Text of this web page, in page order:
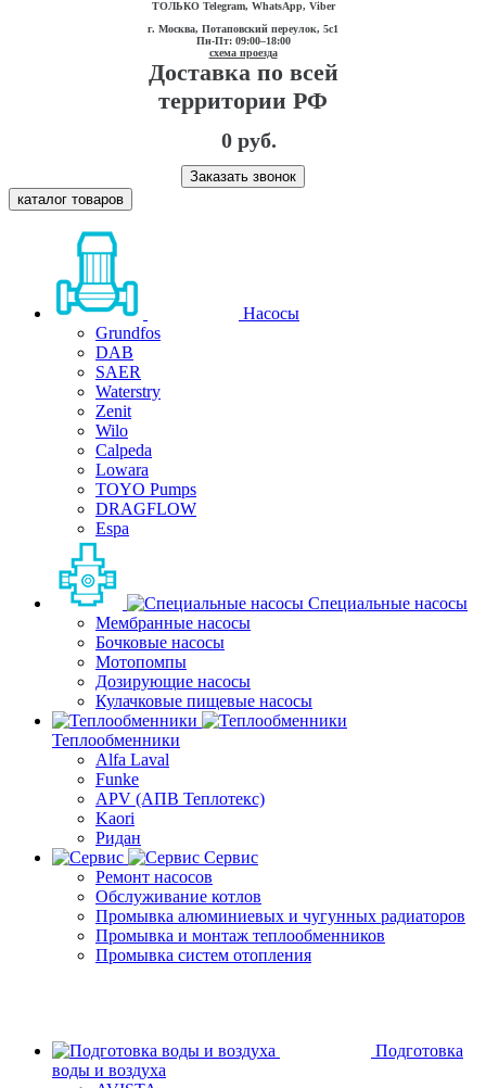
ТОЛЬКО Telegram, WhatsApp, Viber
г. Москва, Потаповский переулок, 5с1
Пн-Пт: 09:00–18:00
схема проезда
Доставка по всей
территории РФ
0 руб.
Заказать звонок
каталог товаров
Насосы
Grundfos
DAB
SAER
Waterstry
Zenit
Wilo
Calpeda
Lowara
TOYO Pumps
DRAGFLOW
Espa
Специальные насосы
Мембранные насосы
Бочковые насосы
Мотопомпы
Дозирующие насосы
Кулачковые пищевые насосы
Теплообменники
Alfa Laval
Funke
APV (АПВ Теплотекс)
Kaori
Ридан
Сервис
Ремонт насосов
Обслуживание котлов
Промывка алюминиевых и чугунных радиаторов
Промывка и монтаж теплообменников
Промывка систем отопления
Подготовка
воды и воздуха